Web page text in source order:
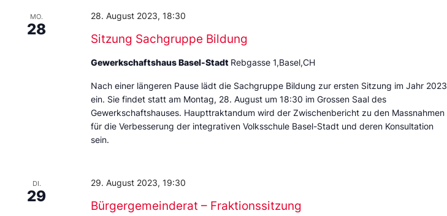
MO.
28
Sitzung Sachgruppe Bildung
28. August 2023, 18:30
Gewerkschaftshaus Basel-Stadt Rebgasse 1,Basel,CH
Nach einer längeren Pause lädt die Sachgruppe Bildung zur ersten Sitzung im Jahr 2023
ein. Sie findet statt am Montag, 28. August um 18:30 im Grossen Saal des
Gewerkschaftshauses. Haupttraktandum wird der Zwischenbericht zu den Massnahmen
für die Verbesserung der integrativen Volksschule Basel-Stadt und deren Konsultation
sein.
DI.
29
Bürgergemeinderat – Fraktionssitzung
29. August 2023, 19:30